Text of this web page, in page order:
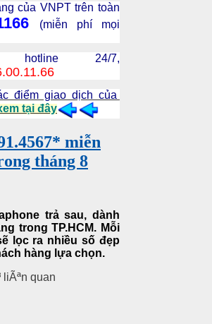
của VNPT trên toàn
(miễn phí mọi
24/7,
điểm giao dịch của
tại đây
miễn
tháng 8
trả sau, dành
trong TP.HCM. Mỗi
lọc ra nhiều số đẹp
hàng lựa chọn.